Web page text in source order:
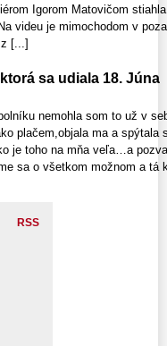
Igorom Matovičom
videu je mimochodom v
[...]
sa udiala 18. Júna
nemohla som to už v
plačem,objala ma a spýtala
je toho na mňa veľa…a
sa o všetkom možnom a tá
RSS